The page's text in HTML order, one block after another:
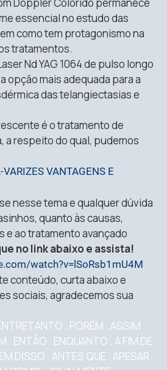
essencial no estudo das
como tem protagonismo na
tratamentos.
Nd YAG 1064 de pulso longo
opção mais adequada para a
das telangiectasias e
é o tratamento de
a respeito do qual, pudemos
VANTAGENS E
nesse tema e qualquer dúvida
quanto às causas,
e ao tratamento avançado
no link abaixo e assista!
watch?v=lSoRsb1mU4M
conteúdo, curta abaixo e
sociais, agradecemos sua
. PORÉM . ASSIM .
. ENTÃO . ENQUANTO . A FIM DE
DISSO . ANTES QUE . APESAR